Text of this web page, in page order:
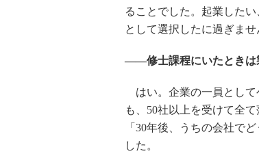
ることでした。起業した
として選択したに過ぎませ
――修士課程にいたときは
はい。企業の一員として
も、50社以上を受けて全
「30年後、うちの会社で
した。